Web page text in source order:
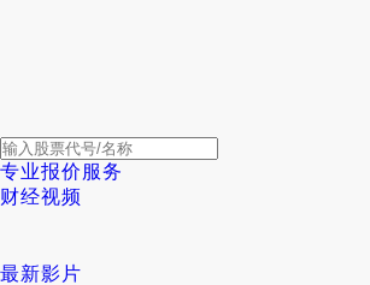
专业报价服务
财经视频
最新影片